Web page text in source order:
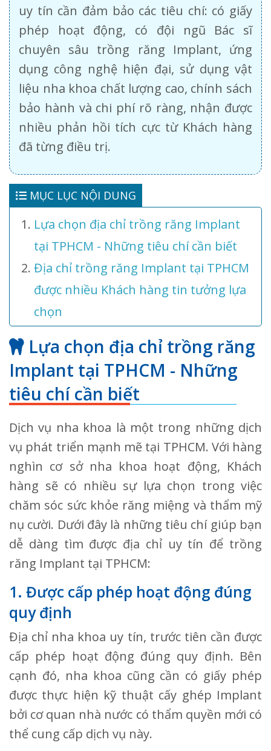
uy tín cần đảm bảo các tiêu chí: có giấy
phép hoạt động, có đội ngũ Bác sĩ
chuyên sâu trồng răng Implant, ứng
dụng công nghệ hiện đại, sử dụng vật
liệu nha khoa chất lượng cao, chính sách
bảo hành và chi phí rõ ràng, nhận được
nhiều phản hồi tích cực từ Khách hàng
đã từng điều trị.
MỤC LỤC NỘI DUNG
Lựa chọn địa chỉ trồng răng Implant
tại TPHCM - Những tiêu chí cần biết
Địa chỉ trồng răng Implant tại TPHCM
được nhiều Khách hàng tin tưởng lựa
chọn
Lựa chọn địa chỉ trồng răng
Implant tại TPHCM - Những
tiêu chí cần biết
Dịch vụ nha khoa là một trong những dịch
vụ phát triển mạnh mẽ tại TPHCM. Với hàng
nghìn cơ sở nha khoa hoạt động, Khách
hàng sẽ có nhiều sự lựa chọn trong việc
chăm sóc sức khỏe răng miệng và thẩm mỹ
nụ cười. Dưới đây là những tiêu chí giúp bạn
dễ dàng tìm được địa chỉ uy tín để trồng
răng Implant tại TPHCM:
1. Được cấp phép hoạt động đúng
quy định
Địa chỉ nha khoa uy tín, trước tiên cần được
cấp phép hoạt động đúng quy định. Bên
cạnh đó, nha khoa cũng cần có giấy phép
được thực hiện kỹ thuật cấy ghép Implant
bởi cơ quan nhà nước có thẩm quyền mới có
thể cung cấp dịch vụ này.